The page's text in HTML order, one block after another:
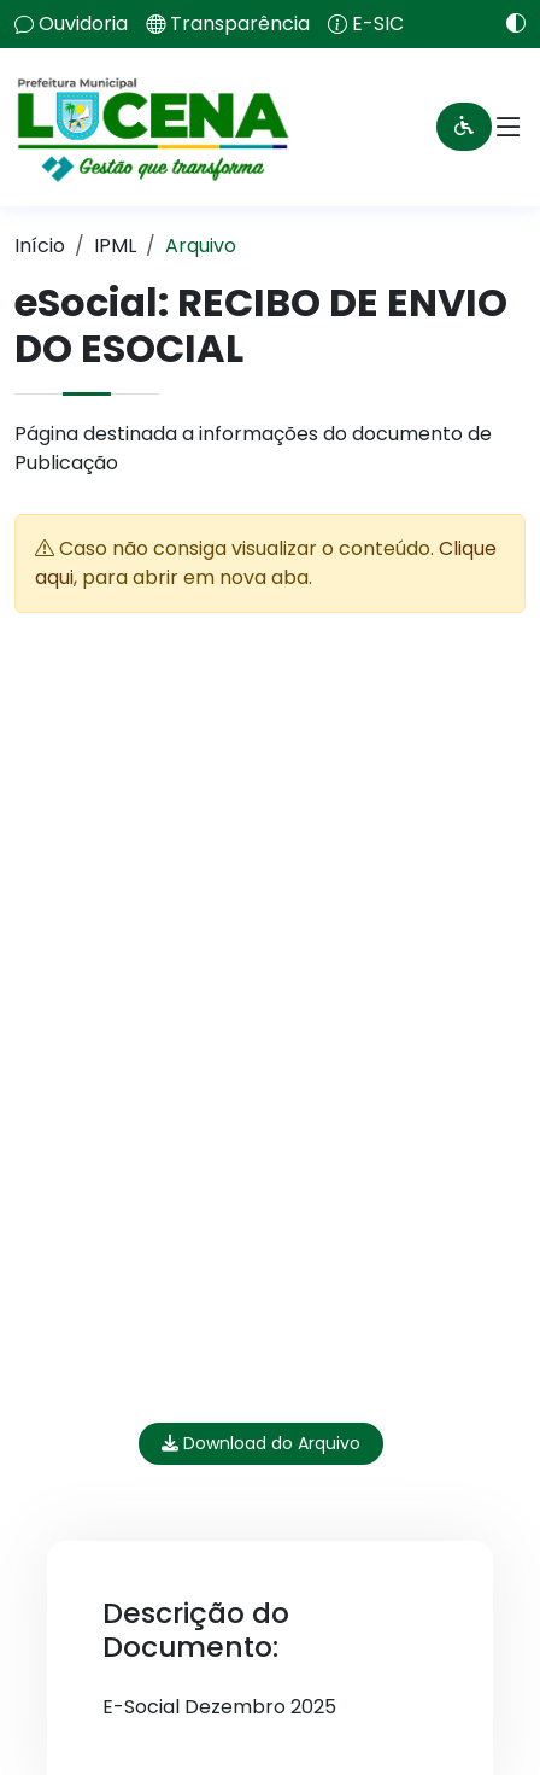
Ouvidoria Transparência E-SIC
Início IPML Arquivo
eSocial: RECIBO DE ENVIO
DO ESOCIAL
Página destinada a informações do documento de
Publicação
Caso não consiga visualizar o conteúdo. Clique
aqui, para abrir em nova aba.
Download do Arquivo
Descrição do
Documento:
E-Social Dezembro 2025